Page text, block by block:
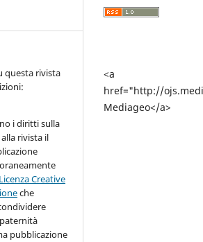
questa rivista
i diritti sulla
rivista il
Licenza Creative
che
pubblicazione
<a
href="http://
Mediageo</a>